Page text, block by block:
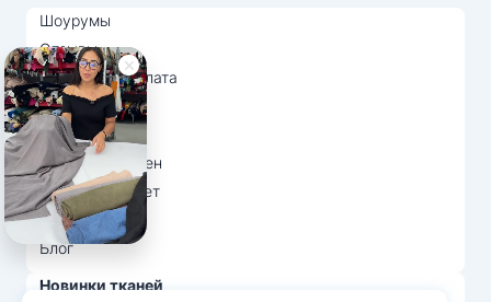
Шоурумы
Отзывы
Доставка и оплата
О нас
Вопрос-ответ
Возврат и обмен
Личный кабинет
Ткани оптом
Блог
Новинки тканей